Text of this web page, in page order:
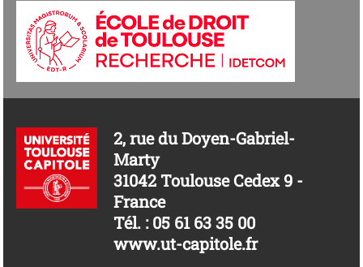
2, rue du Doyen-Gabriel-
Marty
31042 Toulouse Cedex 9 -
France
Tél. : 05 61 63 35 00
www.ut-capitole.fr